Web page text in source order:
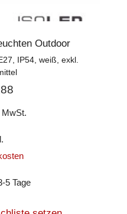
Outdoor
IP54, weiß, exkl.
MwSt.
5 Tage